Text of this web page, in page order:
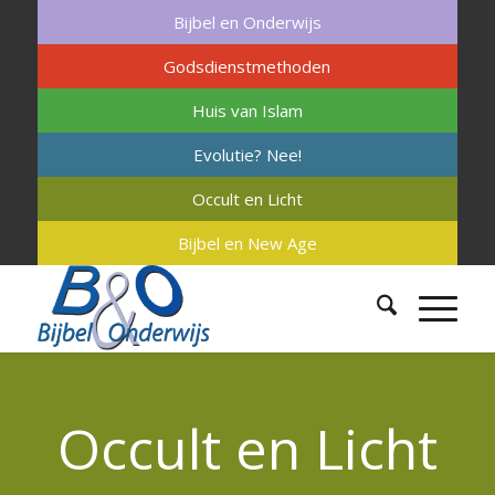
Bijbel en Onderwijs
Godsdienstmethoden
Huis van Islam
Evolutie? Nee!
Occult en Licht
Bijbel en New Age
Occult en Licht